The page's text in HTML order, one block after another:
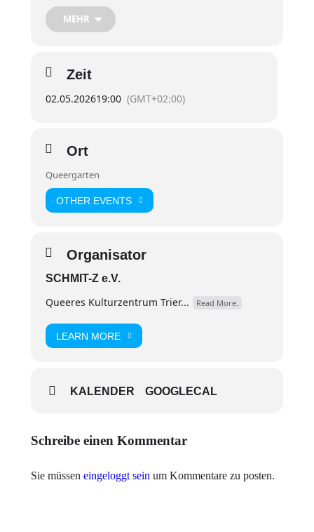
Wir versprechen euch nichts – außer fragwürdigen
Fragen, garantiert falschen Antworten eurerseits und
Preisen, die sich im Gegensatz zu uns, gewaschen
Die Vergangenheit hat gezeigt: Sobald irgendwo
„Quiz“ draufsteht, wird’s voll. Also kommt früh, klaut
jetzt schon völlig überbewertet ist – und in 10 Jahren
Monats 🫶🏼
Bei Schlechtwetter findet das Quiz im proud statt.
MEHR
Zeit
02.05.202619:00 (GMT+02:00)
Ort
Queergarten
OTHER EVENTS
Organisator
SCHMIT-Z e.V.
Queeres Kulturzentrum Trier... Read More.
LEARN MORE
KALENDER GOOGLECAL
Schreibe einen Kommentar
Sie müssen eingeloggt sein um Kommentare zu posten.